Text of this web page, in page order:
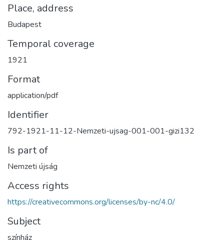
Place, address
Budapest
Temporal coverage
1921
Format
application/pdf
Identifier
792-1921-11-12-Nemzeti-ujsag-001-001-gizi132
Is part of
Nemzeti újság
Access rights
https://creativecommons.org/licenses/by-nc/4.0/
Subject
színház